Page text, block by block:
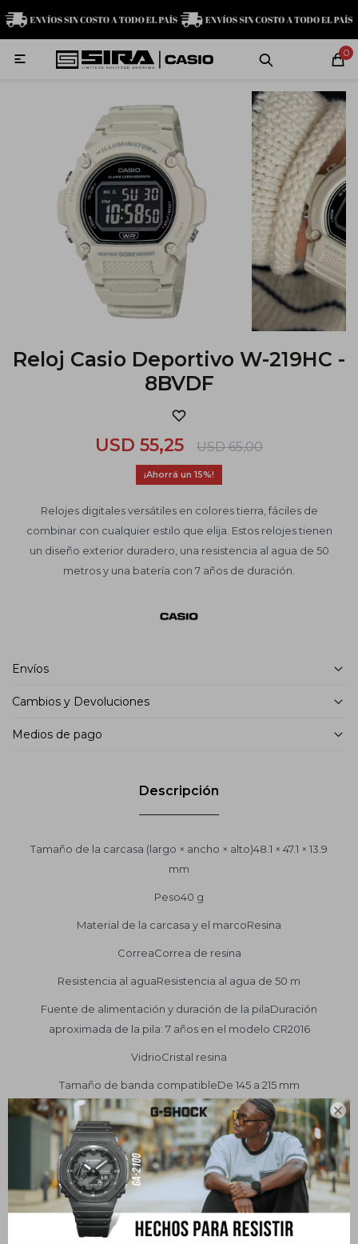

0

Reloj Casio Deportivo W-219HC -
8BVDF
USD 55,25 USD 65,00
15
Relojes digitales versátiles en colores tierra, fáciles de
combinar con cualquier estilo que elija. Estos relojes tienen
un diseño exterior duradero, una resistencia al agua de 50
metros y una batería con 7 años de duración.
Envíos
Cambios y Devoluciones
Medios de pago
Descripción
Tamaño de la carcasa (largo × ancho × alto)48.1 × 47.1 × 13.9
mm
Peso40 g
Material de la carcasa y el marcoResina
CorreaCorrea de resina
Resistencia al aguaResistencia al agua de 50 m
Fuente de alimentación y duración de la pilaDuración
aproximada de la pila: 7 años en el modelo CR2016
VidrioCristal resina
Tamaño de banda compatibleDe 145 a 215 mm
CronómetroCronómetro de 1/100 segundos Capacidad de
medición: 59'59.99" Modos de medición: Tiempo
transcurrido, tiempo de división, tiempos de 1ª y 2ª posiciones
Alarma / SeñalizaciónAlarma diariaSeñal de hora
IluminaciónPantalla LED de fondo
Color claroLED: Ámbar
MI CUENTA
Relojes Servicio técnico Contacto
Baby-G
Edifice